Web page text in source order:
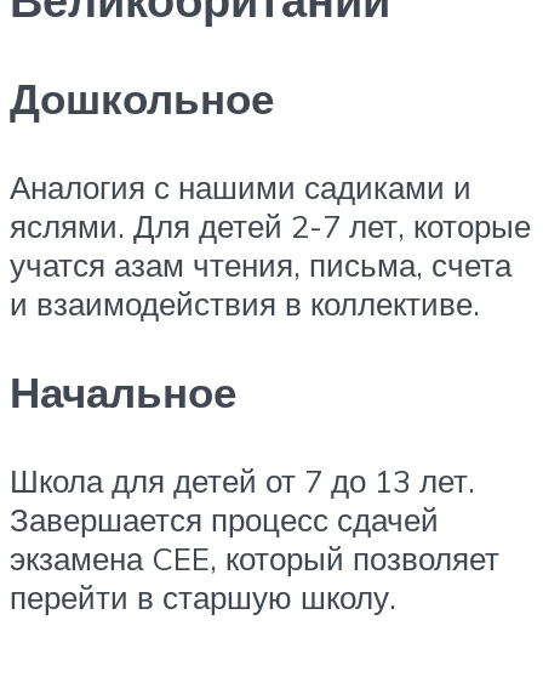
Дошкольное
Аналогия с нашими садиками и
яслями. Для детей 2-7 лет, которые
учатся азам чтения, письма, счета
и взаимодействия в коллективе.
Начальное
Школа для детей от 7 до 13 лет.
Завершается процесс сдачей
экзамена CEE, который позволяет
перейти в старшую школу.